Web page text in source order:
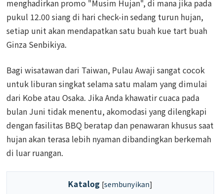
menghadirkan promo "Musim Hujan", di mana jika pada
pukul 12.00 siang di hari check-in sedang turun hujan,
setiap unit akan mendapatkan satu buah kue tart buah
Ginza Senbikiya.
Bagi wisatawan dari Taiwan, Pulau Awaji sangat cocok
untuk liburan singkat selama satu malam yang dimulai
dari Kobe atau Osaka. Jika Anda khawatir cuaca pada
bulan Juni tidak menentu, akomodasi yang dilengkapi
dengan fasilitas BBQ beratap dan penawaran khusus saat
hujan akan terasa lebih nyaman dibandingkan berkemah
di luar ruangan.
Katalog [sembunyikan]